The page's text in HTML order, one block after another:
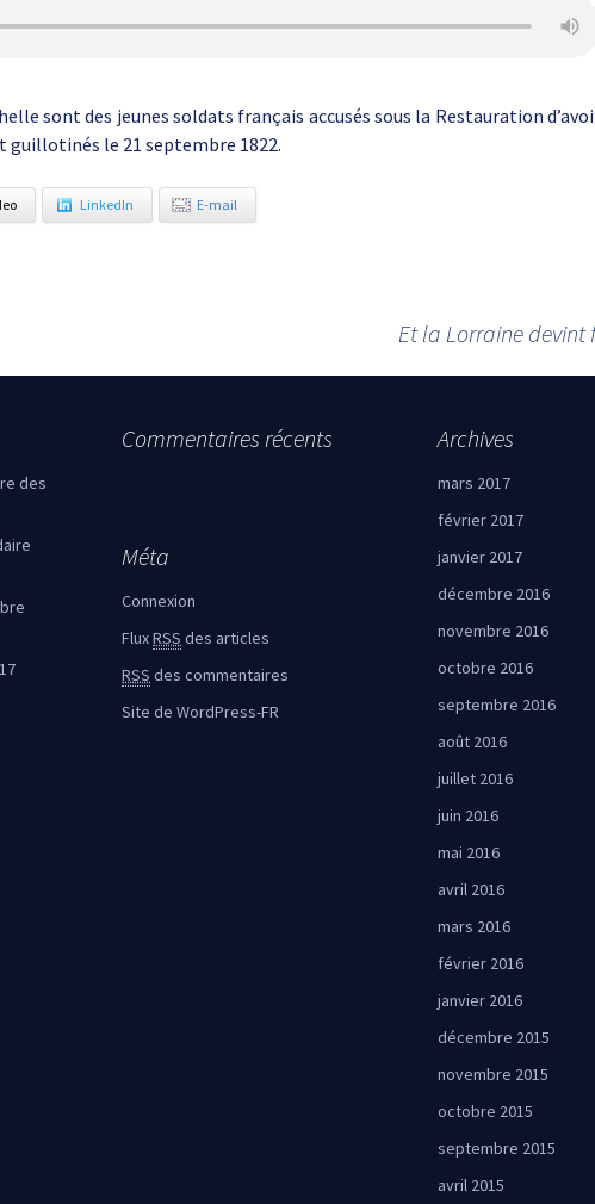
sont des jeunes soldats français accusés sous la Restauration
guillotinés le 21 septembre 1822.
LinkedIn E-mail
Et la Lorraine devint
des
Commentaires récents Archives
mars 2017
février 2017
janvier 2017
décembre 2016
novembre 2016
octobre 2016
septembre 2016
août 2016
juillet 2016
juin 2016
mai 2016
avril 2016
mars 2016
février 2016
janvier 2016
décembre 2015
novembre 2015
octobre 2015
septembre 2015
avril 2015
Méta
Connexion
FluxRSS des articles
RSS des commentaires
Site de WordPress-FR